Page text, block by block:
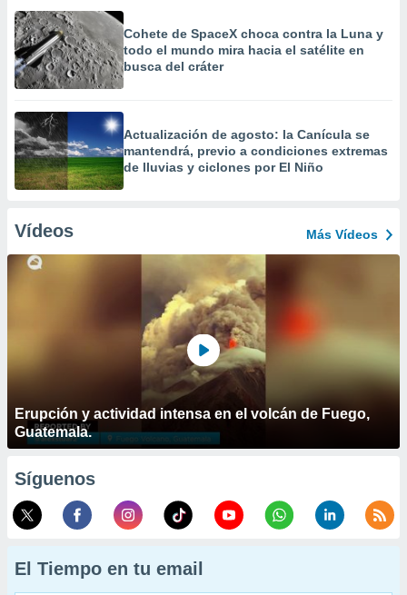
Cohete de SpaceX choca contra la Luna y
todo el mundo mira hacia el satélite en
busca del cráter
Actualización de agosto: la Canícula se
mantendrá, previo a condiciones extremas
de lluvias y ciclones por El Niño
Vídeos Más Vídeos
Erupción y actividad intensa en el volcán de Fuego,
Guatemala.
Síguenos
El Tiempo en tu email